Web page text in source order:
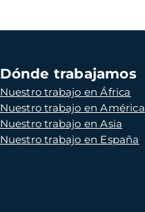
Dónde trabajamos
Nuestro trabajo en África
Nuestro trabajo en América
Nuestro trabajo en Asia
Nuestro trabajo en España